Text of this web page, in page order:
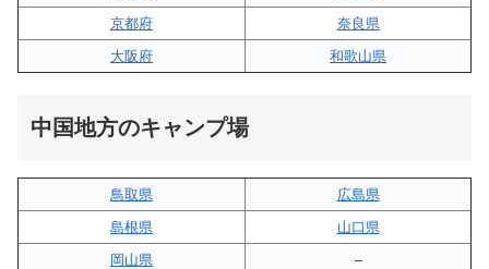
京都府
奈良県
大阪府
和歌山県
中国地方のキャンプ場
鳥取県
広島県
島根県
山口県
岡山県
–